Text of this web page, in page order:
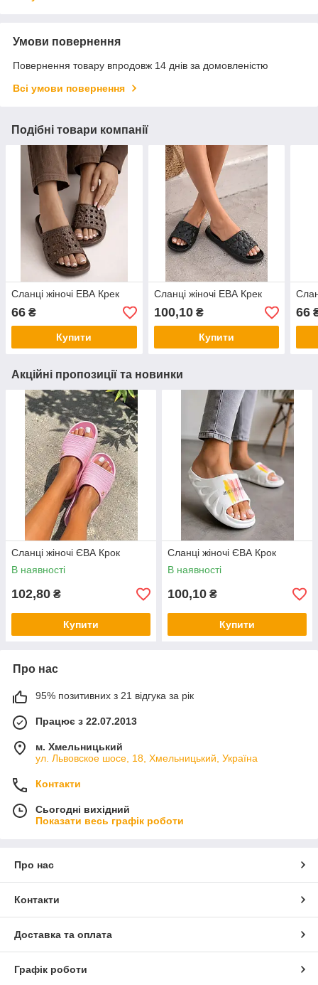
Умови повернення
Повернення товару впродовж 14 днів за домовленістю
Всі умови повернення
Подібні товари компанії
Сланці жіночі ЕВА Крек
66 ₴
Купити
Сланці жіночі ЕВА Крек
100,10₴
Купити
66
Акційні пропозиції та новинки
Сланці жіночі ЄВА Крок
В наявності
102,80 ₴
Купити
Сланці жіночі ЄВА Крок
В наявності
100,10 ₴
Купити
Про нас
95% позитивних з 21 відгука за рік
Працює з 22.07.2013
м. Хмельницький
ул. Львовское шосе, 18, Хмельницький, Україна
Контакти
Сьогодні вихідний
Показати весь графік роботи
Про нас
Контакти
Доставка та оплата
Графік роботи